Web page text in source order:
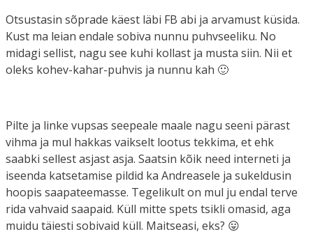
Otsustasin sõprade käest läbi FB abi ja arvamust küsida.
Kust ma leian endale sobiva nunnu puhvseeliku. No
midagi sellist, nagu see kuhi kollast ja musta siin. Nii et
oleks kohev-kahar-puhvis ja nunnu kah 🙂
Pilte ja linke vupsas seepeale maale nagu seeni pärast
vihma ja mul hakkas vaikselt lootus tekkima, et ehk
saabki sellest asjast asja. Saatsin kõik need interneti ja
iseenda katsetamise pildid ka Andreasele ja sukeldusin
hoopis saapateemasse. Tegelikult on mul ju endal terve
rida vahvaid saapaid. Küll mitte spets tsikli omasid, aga
muidu täiesti sobivaid küll. Maitseasi, eks? 😛